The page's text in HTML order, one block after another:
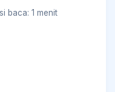
baca: 1 menit